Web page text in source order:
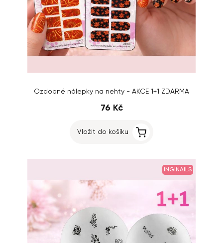
Ozdobné nálepky na nehty - AKCE 1+1 ZDARMA
76 Kč
Vložit do košíku
INGINAILS